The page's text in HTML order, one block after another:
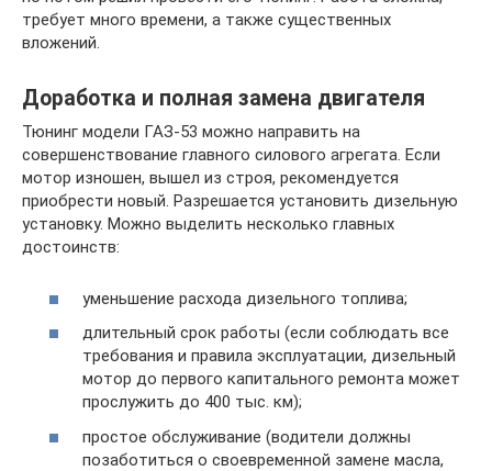
требует много времени, а также существенных
вложений.
Доработка и полная замена двигателя
Тюнинг модели ГАЗ-53 можно направить на
совершенствование главного силового агрегата. Если
мотор изношен, вышел из строя, рекомендуется
приобрести новый. Разрешается установить дизельную
установку. Можно выделить несколько главных
достоинств:
уменьшение расхода дизельного топлива;
длительный срок работы (если соблюдать все
требования и правила эксплуатации, дизельный
мотор до первого капитального ремонта может
прослужить до 400 тыс. км);
простое обслуживание (водители должны
позаботиться о своевременной замене масла,